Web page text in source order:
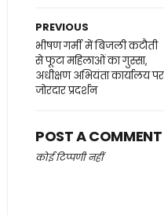
PREVIOUS
भीषण गर्मी में बिजली कटौती
से फूटा महिलाओं का गुस्सा,
अधीक्षण अभियंता कार्यालय पर
जोरदार प्रदर्शन
POST A COMMENT
कोई टिप्पणी नहीं